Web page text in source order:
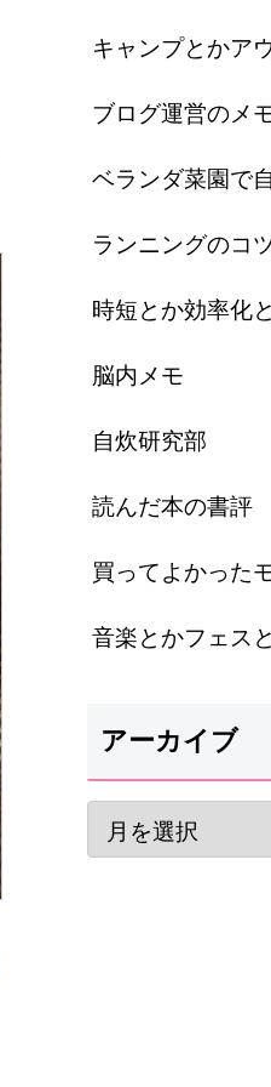
キャンプとかア
ブログ運営のメ
ベランダ菜園で
ランニングのコ
時短とか効率化
脳内メモ
自炊研究部
読んだ本の書評
買ってよかった
音楽とかフェス
アーカイブ